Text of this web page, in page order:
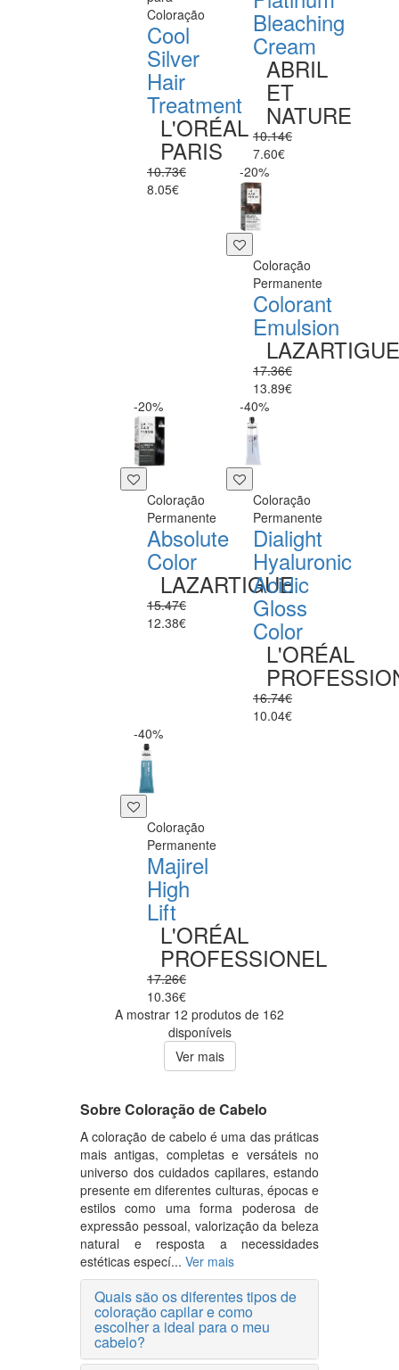
Coloração
Cool
Silver
Hair
Treatment
L'ORÉAL
PARIS
10.73€
8.05€
Bleaching
Cream
ABRIL
ET
NATURE
10.14€
7.60€
-20%
Coloração
Permanente
Colorant
Emulsion
LAZARTIGUE
17.36€
13.89€
-20%
Coloração
Permanente
Absolute
Color
LAZARTIGUE
15.47€
12.38€
-40%
Coloração
Permanente
Dialight
Hyaluronic
Acidic
Gloss
Color
L'ORÉAL
16.74€
10.04€
-40%
Coloração
Permanente
Majirel
High
Lift
L'ORÉAL
PROFESSIONEL
17.26€
10.36€
A mostrar 12 produtos de 162
disponíveis
Ver mais
Sobre Coloração de Cabelo
A coloração de cabelo é uma das práticas
mais antigas, completas e versáteis no
universo dos cuidados capilares, estando
presente em diferentes culturas, épocas e
estilos como uma forma poderosa de
expressão pessoal, valorização da beleza
natural e resposta a necessidades
estéticas especí... Ver mais
Quais são os diferentes tipos de
coloração capilar e como
escolher a ideal para o meu
cabelo?